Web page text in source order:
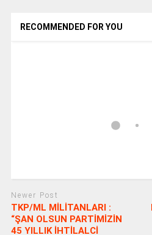
RECOMMENDED FOR YOU
Newer Post
TKP/ML MİLİTANLARI :
“ŞAN OLSUN PARTİMİZİN
45 YILLIK İHTİLALCİ